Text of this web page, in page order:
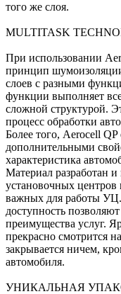
того же слоя.
MULTITASK
При использовании
принцип
слоев с разными
функции выполняет
сложной структурой.
процесс обработки
Более того, Aerocell
дополнительными
характеристика
Материал разработан
установочных
важных для работы
доступность
преимущества услуг.
прекрасно смотрится
закрывается ничем,
автомобиля.
УНИКАЛЬНАЯ